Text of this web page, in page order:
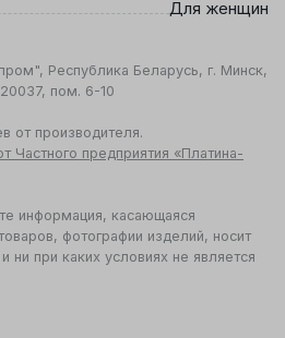
Для женщин
Республика Беларусь, г. Минск,
пом. 6-10
от производителя.
Частного предприятия «Платина-
информация, касающаяся
фотографии изделий, носит
ни при каких условиях не является